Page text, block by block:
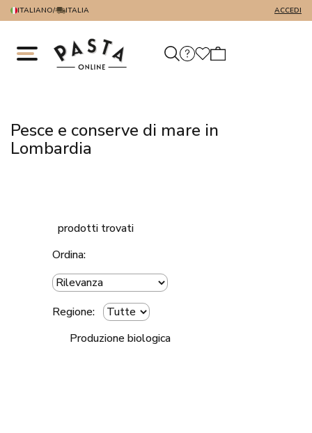
ITALIANO/ ITALIA ACCEDI
Pesce e conserve di mare in
Lombardia
prodotti trovati
Ordina:
Regione:
Produzione biologica